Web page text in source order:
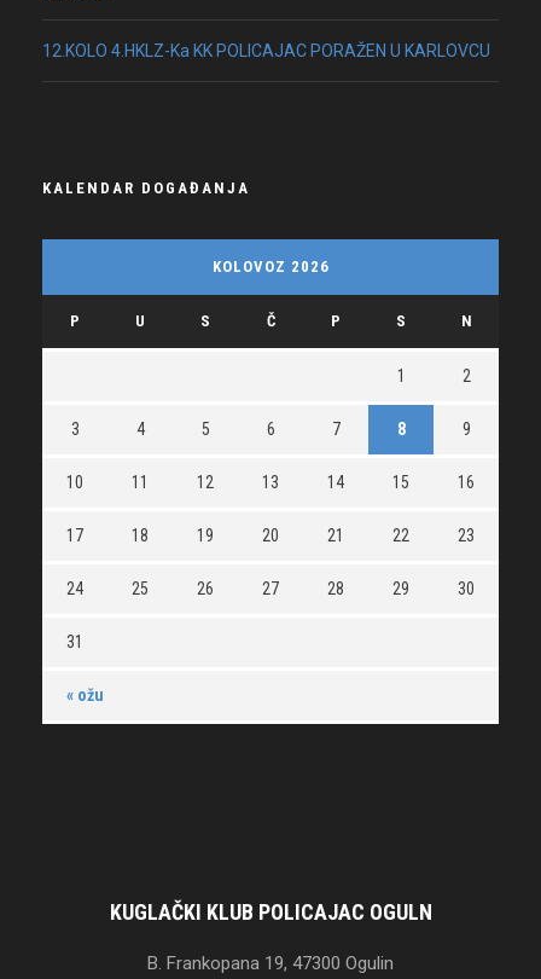
12.KOLO 4.HKLZ-Ka KK POLICAJAC PORAŽEN U KARLOVCU
KALENDAR DOGAĐANJA
KOLOVOZ 2026
P U S Č P S N
« ožu
1 2
3 4 5 6 7 8 9
10 11 12 13 14 15 16
17 18 19 20 21 22 23
24 25 26 27 28 29 30
31
KUGLAČKI KLUB POLICAJAC OGULN
B. Frankopana 19, 47300 Ogulin